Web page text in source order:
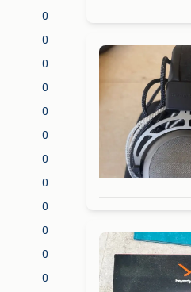
0
0
0
0
0
0
0
0
0
0
0
0